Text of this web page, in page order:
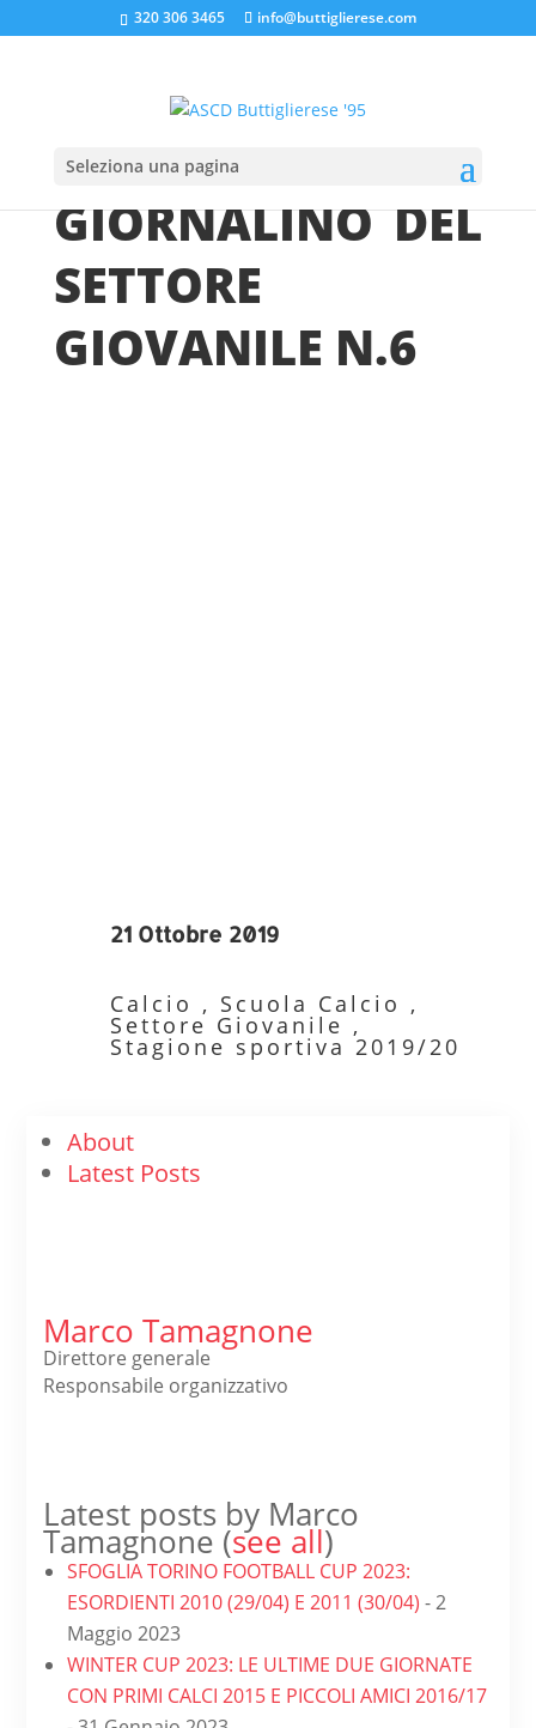
320 306 3465 info@buttiglierese.com
Seleziona una pagina
GIORNALINO DEL
SETTORE
GIOVANILE N.6
21 Ottobre 2019
Calcio , Scuola Calcio ,
Settore Giovanile ,
Stagione sportiva 2019/20
About
Latest Posts
Marco Tamagnone
Direttore generale
Responsabile organizzativo
Latest posts by Marco
Tamagnone (see all)
SFOGLIA TORINO FOOTBALL CUP 2023:
ESORDIENTI 2010 (29/04) E 2011 (30/04) - 2
Maggio 2023
WINTER CUP 2023: LE ULTIME DUE GIORNATE
CON PRIMI CALCI 2015 E PICCOLI AMICI 2016/17